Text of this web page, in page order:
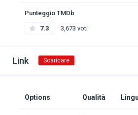
Punteggio TMDb
7.3 3,673 voti
Link Scaricare
Options Qualità